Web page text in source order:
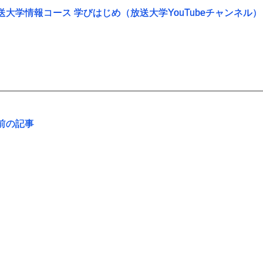
大学情報コース 学びはじめ（放送大学YouTubeチャンネル）
の記事